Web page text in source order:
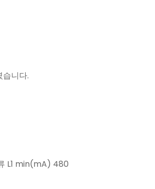
니다.
L1 min(mA) 480